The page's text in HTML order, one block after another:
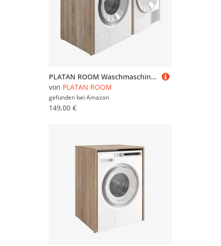
PLATAN ROOM Waschmaschinenschrank 130 cm breit Überbauschrank Waschmaschine oder Wäschetrockner Schrank für Bad (ohne Schrank, Sonoma Eiche)
von PLATAN ROOM
gefunden bei Amazon
149,00 €